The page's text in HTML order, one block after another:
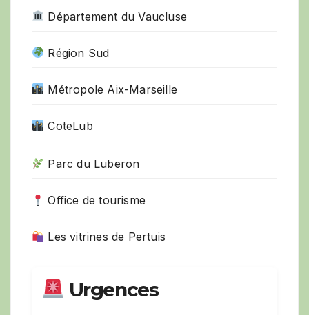
Département du Vaucluse
Région Sud
Métropole Aix-Marseille
CoteLub
Parc du Luberon
Office de tourisme
Les vitrines de Pertuis
Urgences